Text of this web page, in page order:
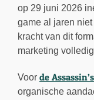
op 29 juni 2026
game al jaren
kracht van dit
marketing
Voor de
organische